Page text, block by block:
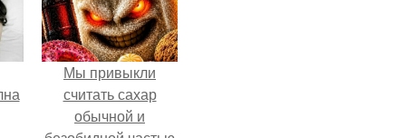
Мы привыкли
считать сахар
обычной и